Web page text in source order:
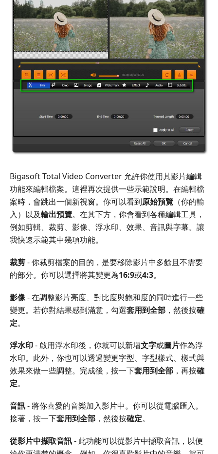
Bigasoft Total Video Converter 允許你使用其影片編輯
功能來編輯檔案。這裡再次提供一些示範說明。在編輯檔
案時，會跳出一個新視窗。你可以看到原始預覽 （你的輸
入）以及輸出預覽。在其下方，你會看到各種編輯工具，
例如剪輯、裁剪、影像、浮水印、效果、音訊與字幕。讓
我快速示範其中幾項功能。
裁剪- 你裁剪檔案的目的，是要移除影片中多餘且不需要
的部分。你可以選擇將其變更為16:9或4:3。
影像- 在調整影片亮度、對比度與飽和度的同時進行一些
變更。若你對結果感到滿意，勾選套用到全部 ，然後按確
定。
浮水印- 啟用浮水印後，你就可以新增文字或圖片作為浮
水印。此外，你也可以透過變更字型、字型樣式、樣式與
效果來做一些調整。完成後，按一下套用到全部 ，再按確
定。
音訊- 將你喜愛的音樂加入影片中。你可以從電腦匯入。
接著，按一下套用到全部 ，然後按確定。
從影片中擷取音訊- 此功能可以從影片中擷取音訊，以便